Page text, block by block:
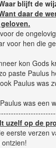
blijft de
daar de
de
voor hen die
kon Gods
paste Paulus
Paulus was
was een
uzelf op de
eerste verzen